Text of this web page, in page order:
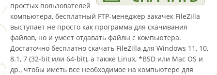
простых пользователей
компьютера, бесплатный FTP-менеджер закачек FileZilla
выступает не просто как программа для скачивания
файлов, но и умеет отдавать файлы с компьютера.
Достаточно бесплатно скачать FileZilla для Windows 11, 10,
8.1, 7 (32-bit или 64-bit), а также Linux, *BSD или Mac OS и
др., чтобы иметь все необходимое на компьютере для